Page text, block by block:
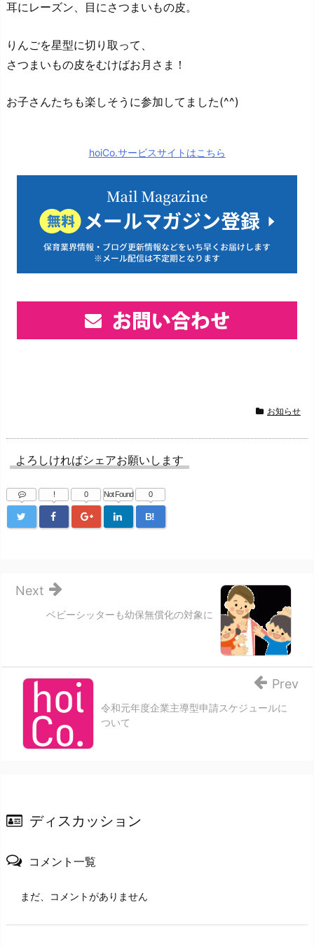
耳にレーズン、目にさつまいもの皮。
りんごを星型に切り取って、
さつまいもの皮をむけばお月さま！
お子さんたちも楽しそうに参加してました(^^)
hoiCo.サービスサイトはこちら
お知らせ
よろしければシェアお願いします
! 0 Not Found
B!
0
ベビーシッターも幼保無償化の対象に
Next
令和元年度企業主導型申請スケジュールに
ついて
Prev
ディスカッション
コメント一覧
まだ、コメントがありません